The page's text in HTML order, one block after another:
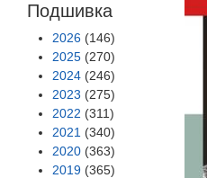
Подшивка
2026 (146)
2025 (270)
2024 (246)
2023 (275)
2022 (311)
2021 (340)
2020 (363)
2019 (365)